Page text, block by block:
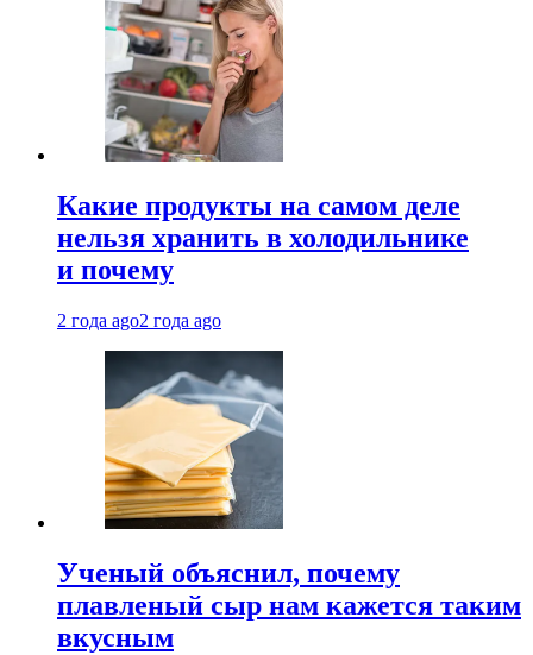
Какие продукты на самом деле
нельзя хранить в холодильнике
и почему
2 года ago2 года ago
Ученый объяснил, почему
плавленый сыр нам кажется таким
вкусным